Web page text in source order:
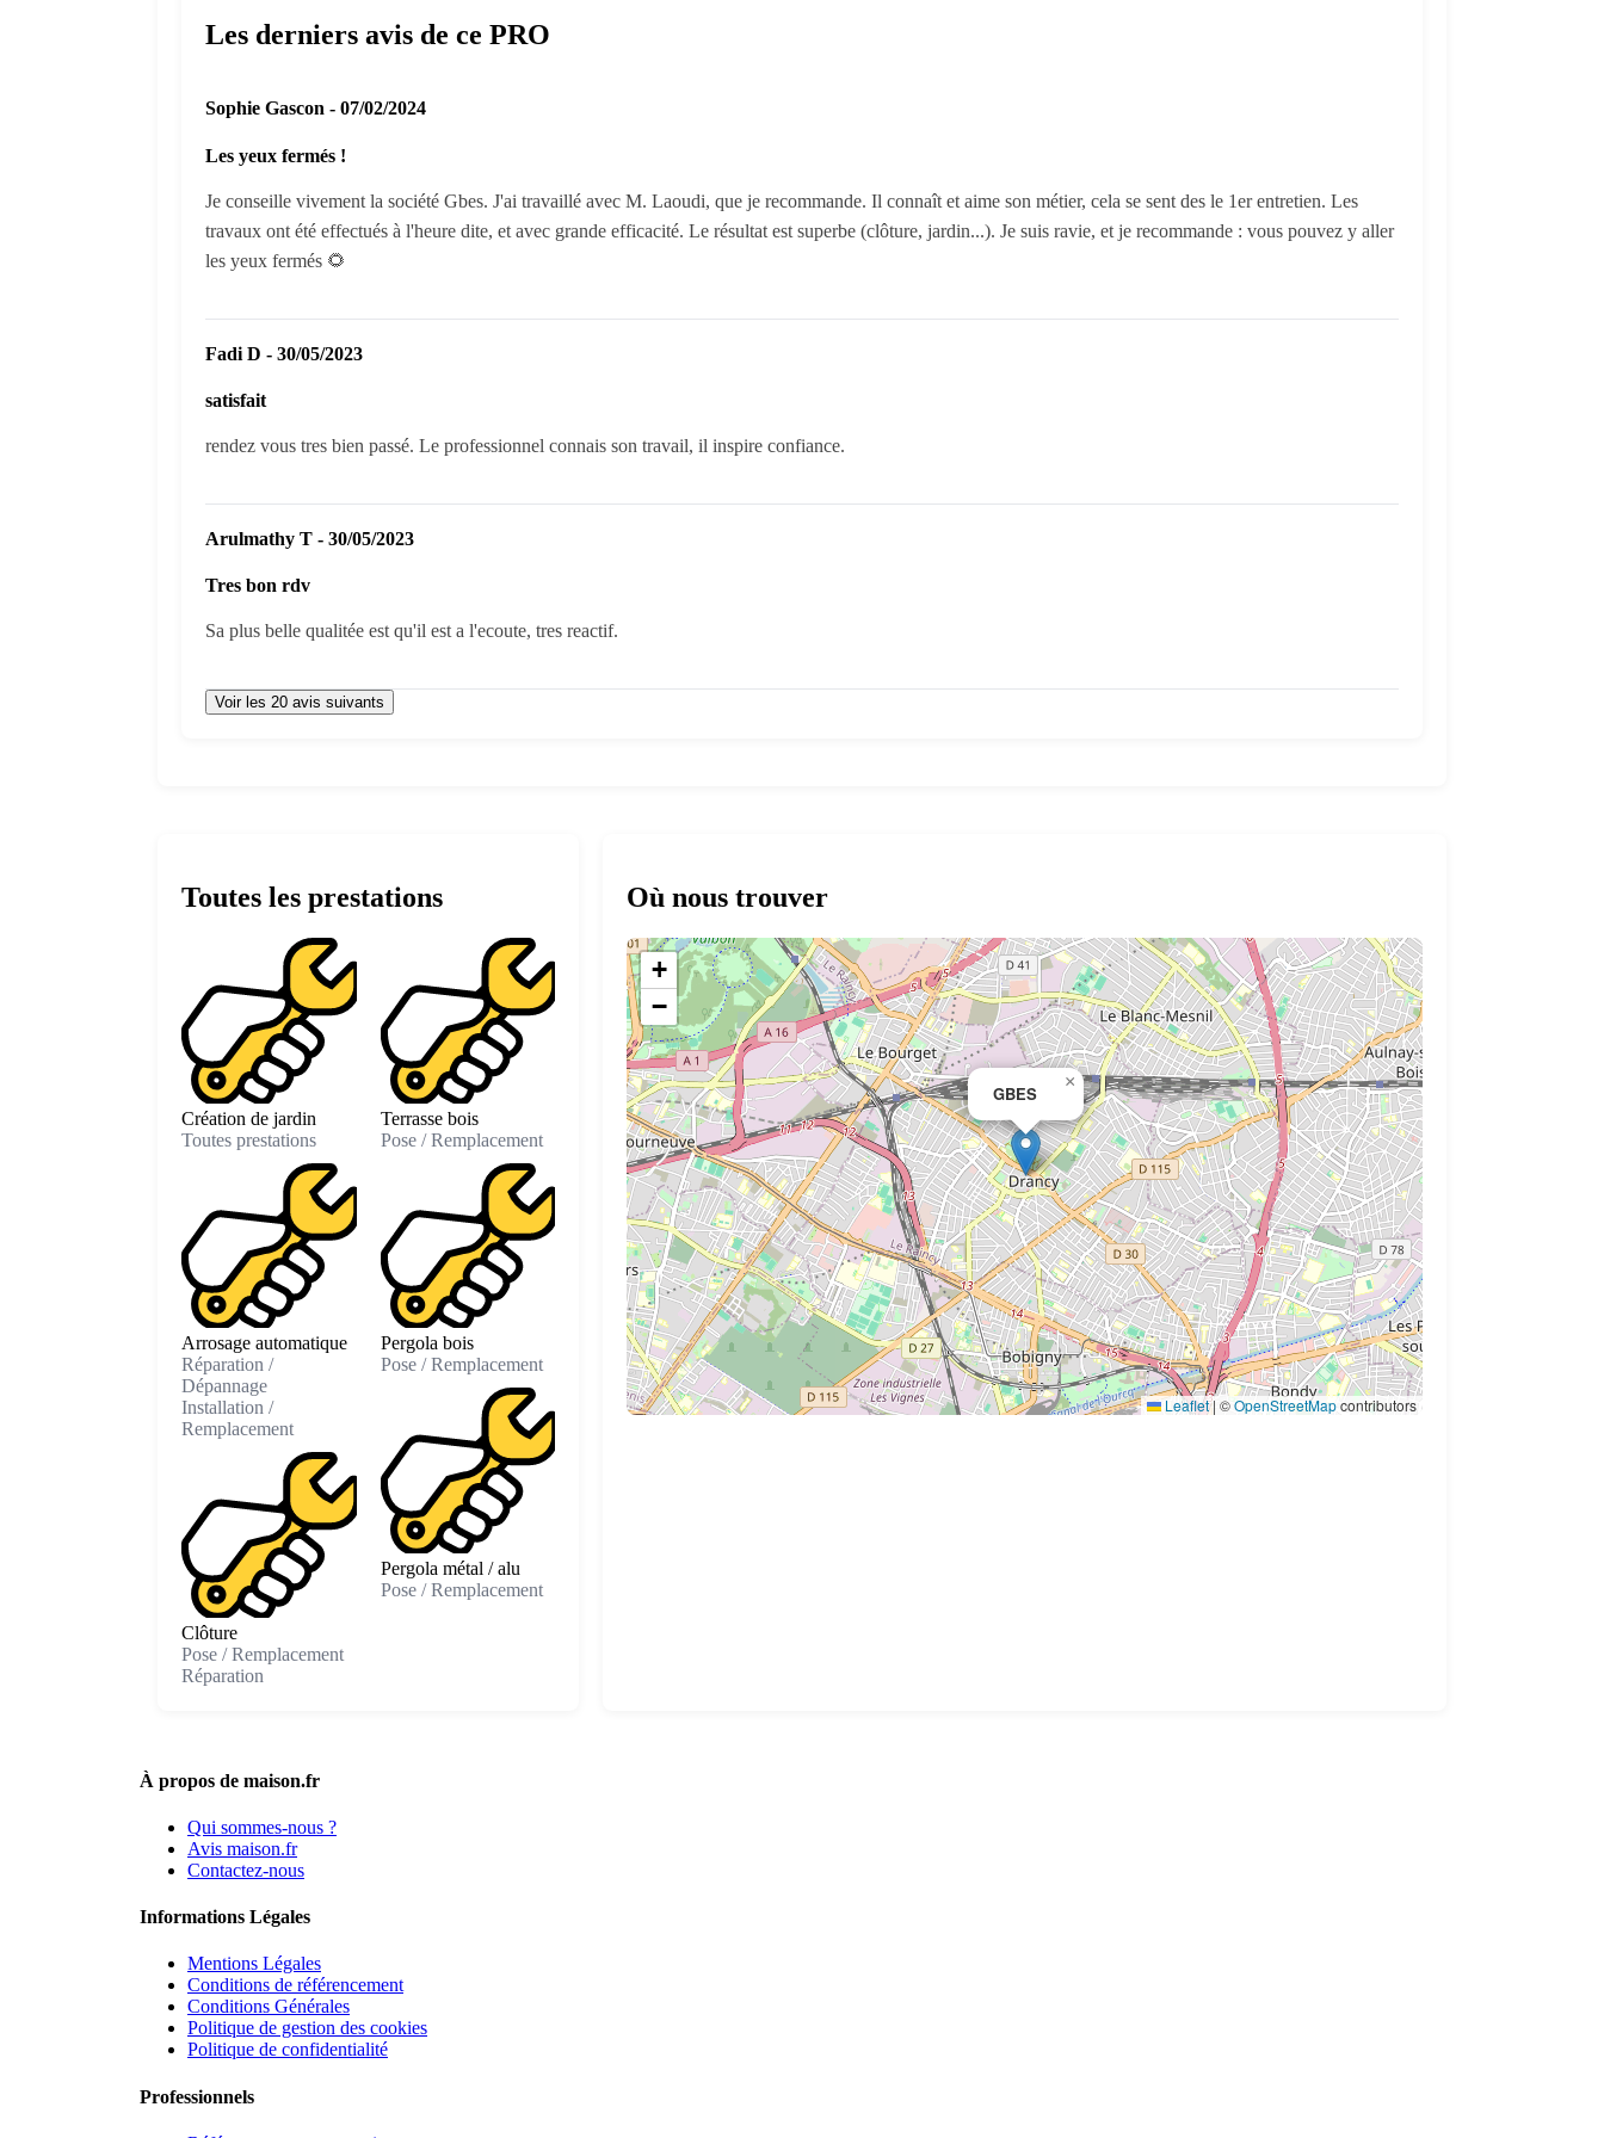
Toutes les prestations
Création de jardin
Toutes prestations
Arrosage automatique
Réparation /
Dépannage
Installation /
Remplacement
Clôture
Pose / Remplacement
Réparation
Terrasse bois
Pose / Remplacement
Pergola bois
Pose / Remplacement
Pergola métal / alu
Pose / Remplacement
Les derniers avis de ce PRO
Sophie Gascon - 07/02/2024
Les yeux fermés !
Je conseille vivement la société Gbes. J'ai travaillé avec M. Laoudi, que je recommande. Il connaît et aime son métier, cela se sent des le 1er entretien. Les
travaux ont été effectués à l'heure dite, et avec grande efficacité. Le résultat est superbe (clôture, jardin...). Je suis ravie, et je recommande : vous pouvez y aller
les yeux fermés 🌻
Fadi D - 30/05/2023
satisfait
rendez vous tres bien passé. Le professionnel connais son travail, il inspire confiance.
Arulmathy T - 30/05/2023
Tres bon rdv
Sa plus belle qualitée est qu'il est a l'ecoute, tres reactif.
Voir les 20 avis suivants
Où nous trouver
GBES
×
+
−
Leaflet| ©OpenStreetMapcontributors
À propos de maison.fr
Qui sommes-nous ?
Avis maison.fr
Contactez-nous
Informations Légales
Mentions Légales
Conditions de référencement
Conditions Générales
Politique de gestion des cookies
Politique de confidentialité
Professionnels